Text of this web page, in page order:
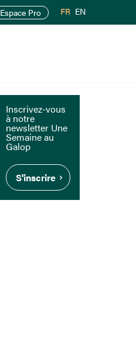
Espace Pro FR EN
Inscrivez-vous
à notre
newsletter Une
Semaine au
Galop
S'inscrire